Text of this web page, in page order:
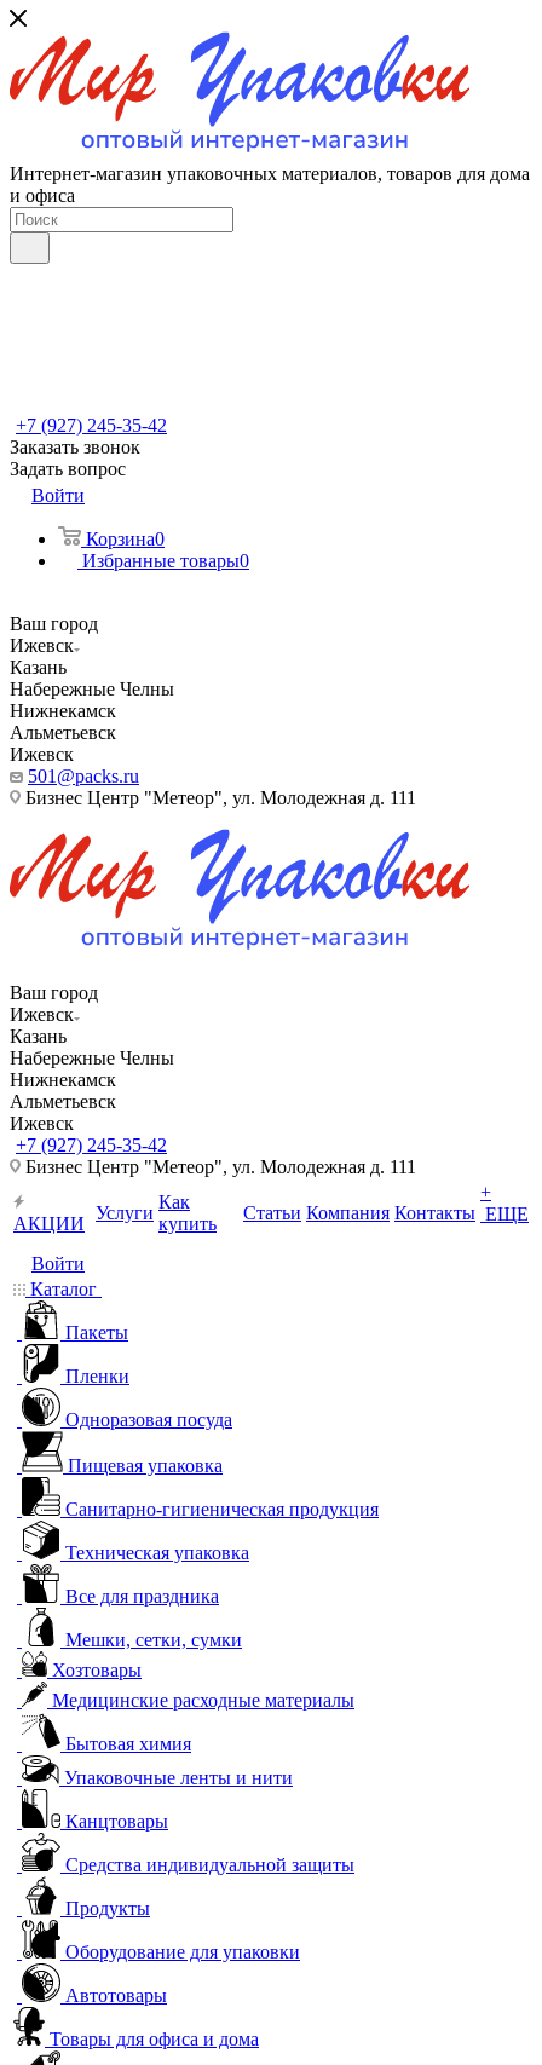
Интернет-магазин упаковочных материалов, товаров для дома
и офиса
+7 (927) 245-35-42
Заказать звонок
Задать вопрос
Войти
Корзина0
Избранные товары0
Ваш город
Ижевск
Казань
Набережные Челны
Нижнекамск
Альметьевск
Ижевск
501@packs.ru
Бизнес Центр "Метеор", ул. Молодежная д. 111
Ваш город
Ижевск
Казань
Набережные Челны
Нижнекамск
Альметьевск
Ижевск
+7 (927) 245-35-42
Бизнес Центр "Метеор", ул. Молодежная д. 111
АКЦИИ
Услуги
Как
купить
Статьи Компания Контакты
+
ЕЩЕ
Войти
Каталог
Пакеты
Пленки
Одноразовая посуда
Пищевая упаковка
Санитарно-гигиеническая продукция
Техническая упаковка
Все для праздника
Мешки, сетки, сумки
Хозтовары
Медицинские расходные материалы
Бытовая химия
Упаковочные ленты и нити
Канцтовары
Средства индивидуальной защиты
Продукты
Оборудование для упаковки
Автотовары
Товары для офиса и дома